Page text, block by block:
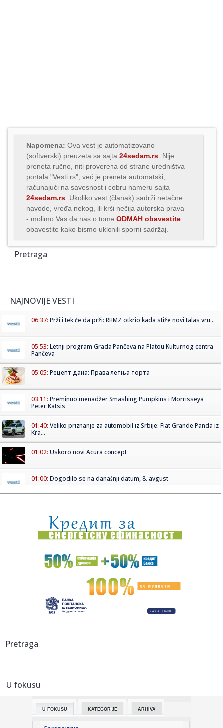
Napomena: Ova vest je automatizovano
(softverski) preuzeta sa sajta 24sedam.rs . Nije
preneta ručno, niti proverena od strane uredništva
portala "Vesti.rs", već je preneta automatski,
računajući na savesnost i dobru nameru sajta
24sedam.rs . Ukoliko vest (članak) sadrži netačne
navode, vređa nekog, ili krši nečija autorska prava
- molimo Vas da nas o tome ODMAH obavestite
obavestite kako bismo uklonili sporni sadržaj.
Pretraga
NAJNOVIJE VESTI
06:37: Prži i tek će da prži: RHMZ otkrio kada stiže novi talas vru...
05:53: Letnji program Grada Pančeva na Platou Kulturnog centra
Pančeva
05:05: Рецепт дана: Права летња торта
03:11: Preminuo menadžer Smashing Pumpkins i Morrisseya
Peter Katsis
01:40: Veliko priznanje za automobil iz Srbije: Fiat Grande Panda iz
Kra...
01:02: Uskoro novi Acura concept
01:00: Dogodilo se na današnji datum, 8. avgust
00:16:Singapur ima plan za borbu protiv paklenih vrućina: Ovako
hoće ...
00:03:Na današnji dan, 8. avgust
Volkswagen menja poslovnu strategiju u SAD
23:51:PARTIZAN TRLJA RUKE: Transfer Saše Lukića doneo crno-
se...
23:46:
23:42: Kraj za Aleksandru i Anu: Eliminisane već na startu
Pretraga
U fokusu
U FOKUSU KATEGORIJE ARHIVA